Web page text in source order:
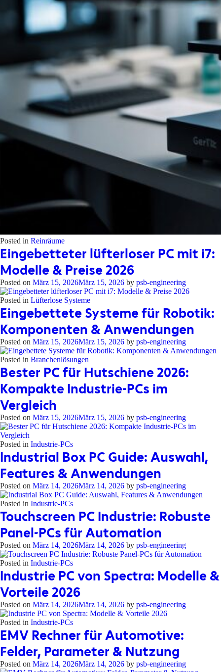
Posted in Reinräume
Eingebetteter lüfterloser PC mit i7:
Modelle & Preise 2026
Posted on März 15, 2026März 15, 2026 by psb-engineering
Posted in Lüfterlose Systeme
Eingebettete Systeme für Robotik:
Komponenten & Anwendungen
Posted on März 15, 2026März 15, 2026 by psb-engineering
Posted in Branchenlösungen
Bester PC für Hutschiene 2026:
Kompakte Industrie-PCs im
Vergleich
Posted on März 15, 2026März 15, 2026 by psb-engineering
Posted in Industrie-PCs
Industrial Box PC Guide: Auswahl,
Features & Anwendungen
Posted on März 14, 2026März 14, 2026 by psb-engineering
Posted in Industrie-PCs
Touchscreen PC Industrie: Robuste
Panel-PCs für Automation
Posted on März 14, 2026März 14, 2026 by psb-engineering
Posted in Industrie-PCs
Industrie PC von Spectra: Modelle &
Vorteile 2026
Posted on März 14, 2026März 14, 2026 by psb-engineering
Posted in Industrie-PCs
EMV Rechner für Automotive:
Felder, Parameter & Nutzung
Posted on März 14, 2026März 14, 2026 by psb-engineering